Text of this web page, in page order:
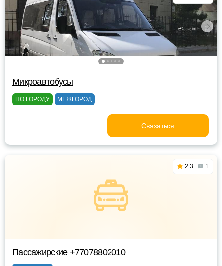
Микроавтобусы
ПО ГОРОДУ МЕЖГОРОД
Связаться
2.3 1
Пассажирские +77078802010